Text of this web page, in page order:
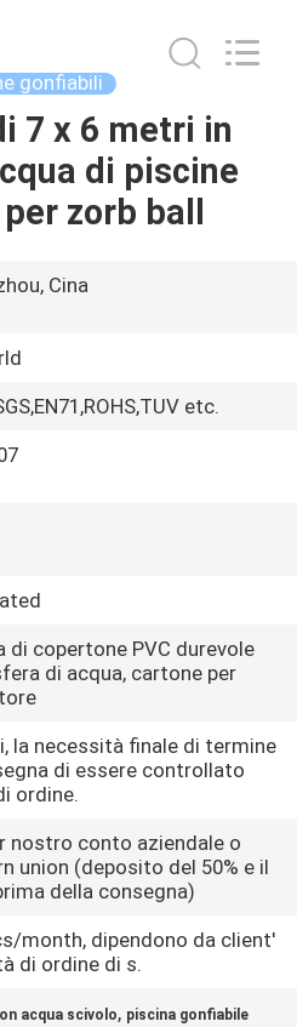
gonfiabili
7 x 6 metri in
di piscine
zorb ball
Cina
etc.
di copertone PVC durevole
di acqua, cartone per
la necessità finale di termine
di essere controllato
ordine.
nostro conto aziendale o
union (deposito del 50% e il
della consegna)
month, dipendono da client'
di ordine di s.
acqua scivolo, piscina gonfiabile